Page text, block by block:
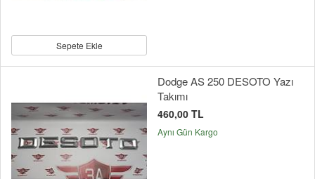
Sepete Ekle
Dodge AS 250 DESOTO Yazı
Takımı
460,00 TL
Aynı Gün Kargo